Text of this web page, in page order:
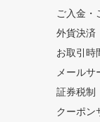
ご入金・
外貨決済
お取引時
メールサ
証券税制
クーポン